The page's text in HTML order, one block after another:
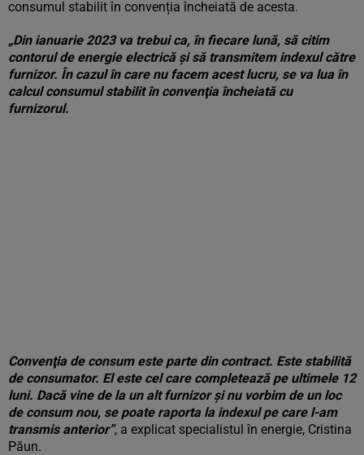
consumul stabilit în convenția încheiată de acesta.
„Din ianuarie 2023 va trebui ca, în fiecare lună, să citim
contorul de energie electrică şi să transmitem indexul către
furnizor. În cazul în care nu facem acest lucru, se va lua în
calcul consumul stabilit în convenţia încheiată cu
furnizorul.
Convenţia de consum este parte din contract. Este stabilită
de consumator. El este cel care completează pe ultimele 12
luni. Dacă vine de la un alt furnizor şi nu vorbim de un loc
de consum nou, se poate raporta la indexul pe care l-am
transmis anterior”, a explicat specialistul în energie, Cristina
Păun.